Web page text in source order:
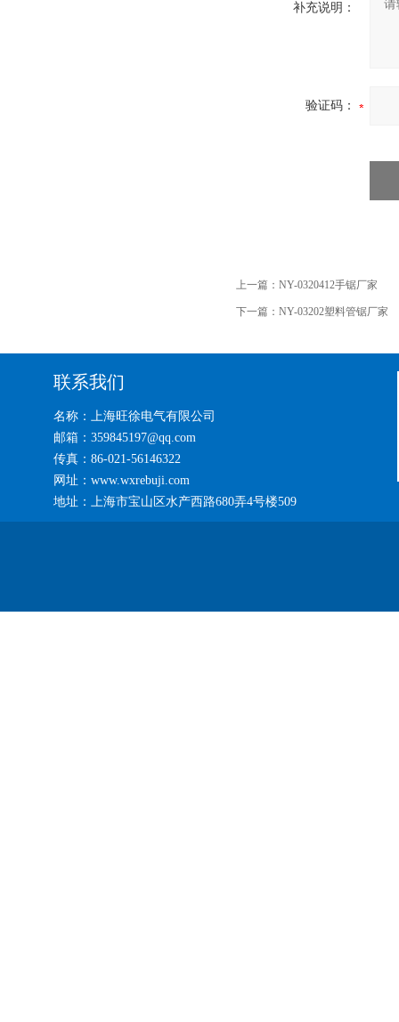
补充说明：
验证码：
上一篇： NY-0320412手锯厂家
下一篇： NY-03202塑料管锯厂家
联系我们
名称：上海旺徐电气有限公司
邮箱：359845197@qq.com
传真：86-021-56146322
网址：www.wxrebuji.com
地址：上海市宝山区水产西路680弄4号楼509